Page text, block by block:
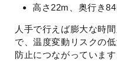
高さ22m、奥行き
人手で行えば膨大な時
で、温度変動リスクの
防止につながっています